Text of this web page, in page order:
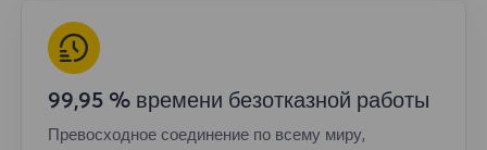
99,95 % времени безотказной работы
Превосходное соединение по всему миру,